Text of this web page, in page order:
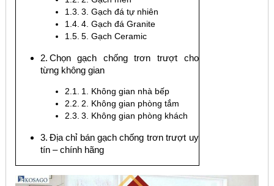
3. Gạch đá tự nhiên
4. Gạch đá Granite
5. Gạch Ceramic
Chọn gạch chống trơn trượt cho
từng không gian
1. Không gian nhà bếp
2. Không gian phòng tắm
3. Không gian phòng khách
Địa chỉ bán gạch chống trơn trượt uy
tín – chính hãng